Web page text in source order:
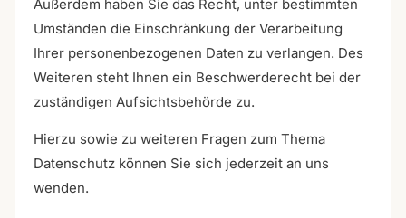
Außerdem haben Sie das Recht, unter bestimmten
Umständen die Einschränkung der Verarbeitung
Ihrer personenbezogenen Daten zu verlangen. Des
Weiteren steht Ihnen ein Beschwerderecht bei der
zuständigen Aufsichtsbehörde zu.
Hierzu sowie zu weiteren Fragen zum Thema
Datenschutz können Sie sich jederzeit an uns
wenden.